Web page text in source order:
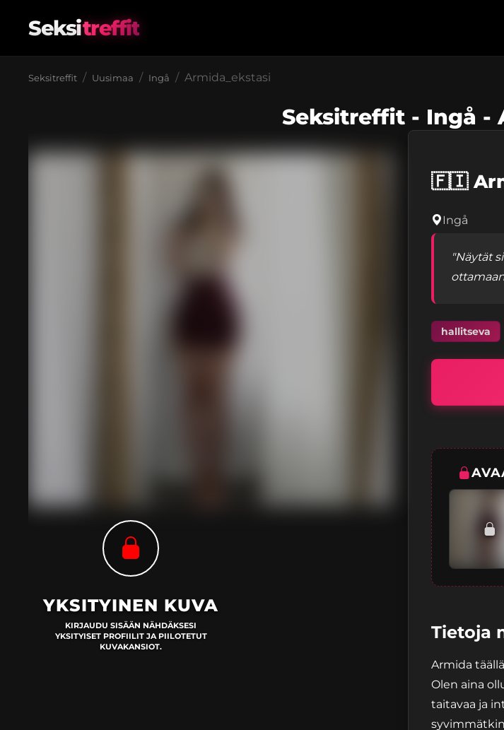
Seksitreffit
Seksitreffit Uusimaa Ingå Armida_ekstasi
Seksitreffit - Ingå -
YKSITYINEN KUVA
KIRJAUDU SISÄÄN NÄHDÄKSESI
YKSITYISET PROFIILIT JA PIILOTETUT
KUVAKANSIOT.
🇫🇮
Ingå
"Näytät
hallitseva
Tietoja
Armida
Olen aina
taitavaa ja